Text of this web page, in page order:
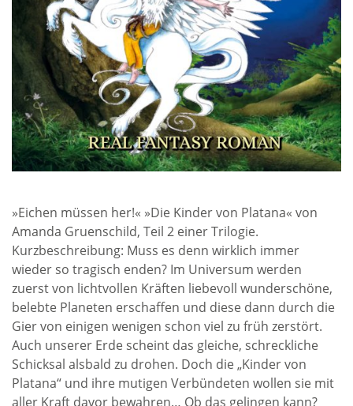
»Eichen müssen her!« »Die Kinder von Platana« von
Amanda Gruenschild, Teil 2 einer Trilogie.
Kurzbeschreibung: Muss es denn wirklich immer
wieder so tragisch enden? Im Universum werden
zuerst von lichtvollen Kräften liebevoll wunderschöne,
belebte Planeten erschaffen und diese dann durch die
Gier von einigen wenigen schon viel zu früh zerstört.
Auch unserer Erde scheint das gleiche, schreckliche
Schicksal alsbald zu drohen. Doch die „Kinder von
Platana“ und ihre mutigen Verbündeten wollen sie mit
aller Kraft davor bewahren… Ob das gelingen kann?